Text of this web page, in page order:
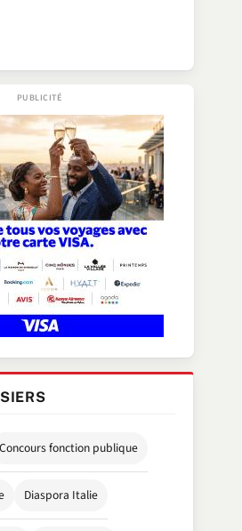
Concours fonction publique
Diaspora Italie